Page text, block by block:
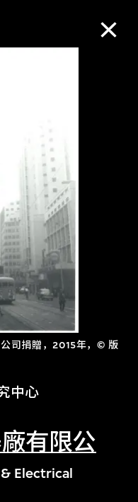
司捐贈，2015年，© 版
中心
有限公
Electrical
十一世纪视觉